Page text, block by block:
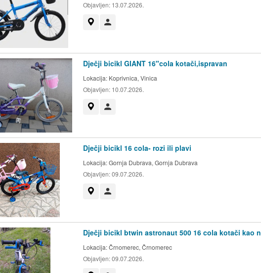
Objavljen: 13.07.2026.
Dječji bicikl GIANT 16"cola kotači,ispravan
Lokacija: Koprivnica, Vinica
Objavljen: 10.07.2026.
Dječji bicikl 16 cola- rozi ili plavi
Lokacija:Gornja Dubrava, Gornja Dubrava
Objavljen:09.07.2026.
Dječji bicikl btwin astronaut 500 16 cola kotači kao
Lokacija:Črnomerec, Črnomerec
Objavljen:09.07.2026.